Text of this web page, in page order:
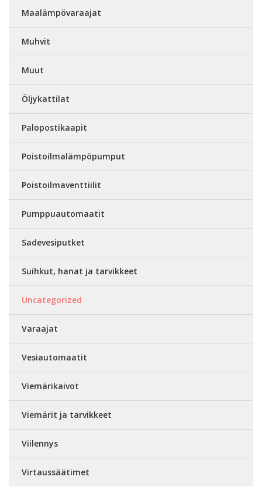
Maalämpövaraajat
Muhvit
Muut
Öljykattilat
Palopostikaapit
Poistoilmalämpöpumput
Poistoilmaventtiilit
Pumppuautomaatit
Sadevesiputket
Suihkut, hanat ja tarvikkeet
Uncategorized
Varaajat
Vesiautomaatit
Viemärikaivot
Viemärit ja tarvikkeet
Viilennys
Virtaussäätimet